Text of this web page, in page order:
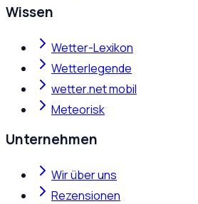
Wissen
Wetter-Lexikon
Wetterlegende
wetter.net mobil
Meteorisk
Unternehmen
Wir über uns
Rezensionen